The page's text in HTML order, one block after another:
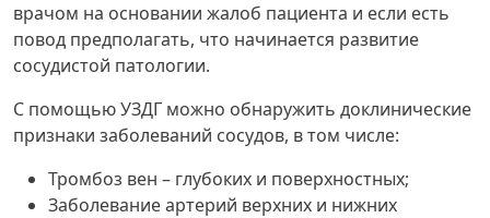
врачом на основании жалоб пациента и если есть
повод предполагать, что начинается развитие
сосудистой патологии.
С помощью УЗДГ можно обнаружить доклинические
признаки заболеваний сосудов, в том числе:
Тромбоз вен – глубоких и поверхностных;
Заболевание артерий верхних и нижних